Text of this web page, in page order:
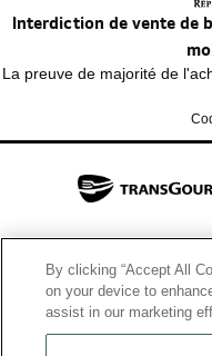
Interdiction de vente de
La preuve de majorité de
By clicking “Accept All
on your device to
assist in our marketing